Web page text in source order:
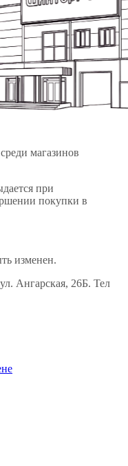
магазинов
при
покупки в
изменен.
Ангарская, 26Б. Тел